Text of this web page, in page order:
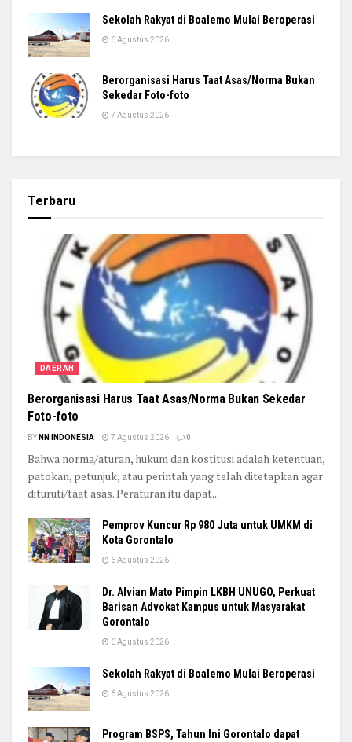
Sekolah Rakyat di Boalemo Mulai Beroperasi
6 Agustus 2026
Berorganisasi Harus Taat Asas/Norma Bukan
Sekedar Foto-foto
7 Agustus 2026
Terbaru
DAERAH
Berorganisasi Harus Taat Asas/Norma Bukan Sekedar
Foto-foto
BY NN INDONESIA 7 Agustus 2026 0
Bahwa norma/aturan, hukum dan kostitusi adalah ketentuan,
patokan, petunjuk, atau perintah yang telah ditetapkan agar
dituruti/taat asas. Peraturan itu dapat...
Pemprov Kuncur Rp 980 Juta untuk UMKM di
Kota Gorontalo
6 Agustus 2026
Dr. Alvian Mato Pimpin LKBH UNUGO, Perkuat
Barisan Advokat Kampus untuk Masyarakat
Gorontalo
6 Agustus 2026
Sekolah Rakyat di Boalemo Mulai Beroperasi
6 Agustus 2026
Program BSPS, Tahun Ini Gorontalo dapat